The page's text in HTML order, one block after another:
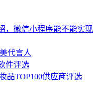
，微信小程序能不能实现
代言人
件评选
品TOP100供应商评选